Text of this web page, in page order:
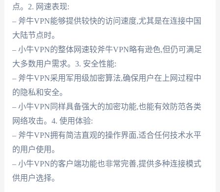
点。2. 网速表现:
– 斧牛VPN能够提供较快的访问速度,尤其是在连接中国
大陆节点时。
– 小牛VPN的整体网速较斧牛VPN略有逊色,但仍可满足
大多数用户需求。3. 安全性能:
– 斧牛VPN采用军用级加密算法,确保用户在上网过程中
的隐私和安全。
– 小牛VPN同样具备强大的加密功能,也能有效防范各类
网络攻击。4. 使用体验:
– 斧牛VPN拥有简洁直观的操作界面,适合任何技术水平
的用户使用。
– 小牛VPN的客户端功能也非常完善,提供多种连接模式
供用户选择。